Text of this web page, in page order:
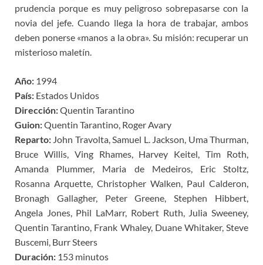
prudencia porque es muy peligroso sobrepasarse con la
novia del jefe. Cuando llega la hora de trabajar, ambos
deben ponerse «manos a la obra». Su misión: recuperar un
misterioso maletín.
Año: 1994
País: Estados Unidos
Dirección:Quentin Tarantino
Guion:Quentin Tarantino, Roger Avary
Reparto: John Travolta, Samuel L. Jackson, Uma Thurman,
Bruce Willis, Ving Rhames, Harvey Keitel, Tim Roth,
Amanda Plummer, Maria de Medeiros, Eric Stoltz,
Rosanna Arquette, Christopher Walken, Paul Calderon,
Bronagh Gallagher, Peter Greene, Stephen Hibbert,
Angela Jones, Phil LaMarr, Robert Ruth, Julia Sweeney,
Quentin Tarantino, Frank Whaley, Duane Whitaker, Steve
Buscemi, Burr Steers
Duración: 153 minutos